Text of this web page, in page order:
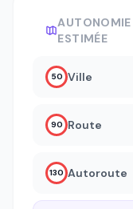
AUTONOMIE
ESTIMÉE
50 Ville
90 Route
130 Autoroute